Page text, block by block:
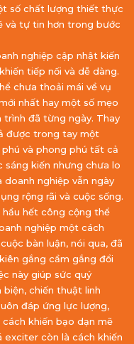
số chất lượng thiết thực
và tự tin hơn trong bước
nghiệp cập nhật kiến
tiếp nối và dễ dàng.
chưa thoải mái về vụ
nhất hay một số mẹo
đã từng ngày. Thay
được trong tay một
và phong phú tất cả
kiến nhưng chưa lo
doanh nghiệp vẫn ngày
rộng rãi và cuộc sống.
hầu hết công cộng thể
nghiệp một cách
bàn luận, nói qua, đã
gắng cầm gắng đổi
này giúp sức quý
chiến thuật linh
đáp ứng lực lượng,
khiến bạo dạn mẽ
exciter còn là cách khiến